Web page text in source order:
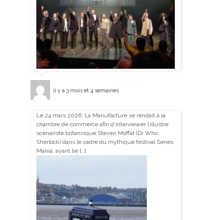
il y a 3 mois et 4 semaines
Le 24 mars 2026, La Manufacture se rendait à la
chambre de commerce afin d’interviewer l’illustre
scénariste britannique Steven Moffat (Dr Who,
Sherlock) dans le cadre du mythique festival Series
Mania, ayant lie […]